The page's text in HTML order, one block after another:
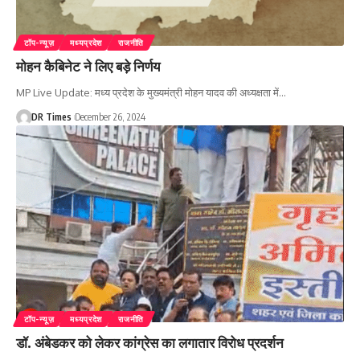
टॉप-न्यूज़ मध्यप्रदेश राजनीति
मोहन कैबिनेट ने लिए बड़े निर्णय
MP Live Update: मध्य प्रदेश के मुख्यमंत्री मोहन यादव की अध्यक्षता में…
DR Times December 26, 2024
टॉप-न्यूज़ मध्यप्रदेश राजनीति
डॉ. अंबेडकर को लेकर कांग्रेस का लगातार विरोध प्रदर्शन